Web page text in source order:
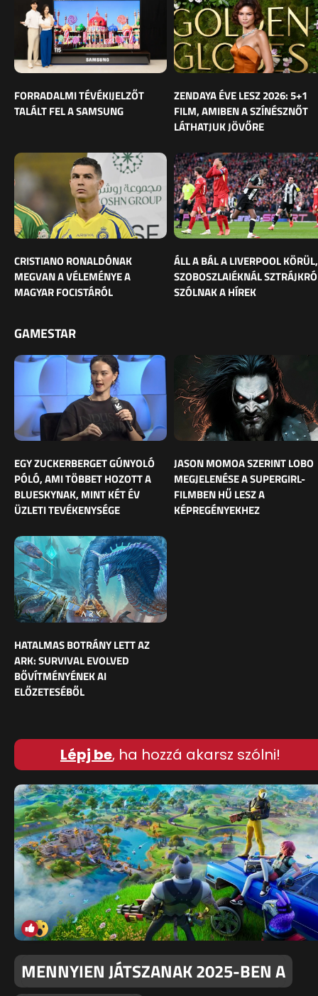
FORRADALMI TÉVÉKIJELZŐT
TALÁLT FEL A SAMSUNG
ZENDAYA ÉVE LESZ 2026: 5+1
FILM, AMIBEN A SZÍNÉSZNŐT
LÁTHATJUK JÖVŐRE
CRISTIANO RONALDÓNAK
MEGVAN A VÉLEMÉNYE A
MAGYAR FOCISTÁRÓL
ÁLL A BÁL A LIVERPOOL KÖRÜL,
SZOBOSZLAIÉKNÁL
SZÓLNAK A HÍREK
GAMESTAR
EGY ZUCKERBERGET GÚNYOLÓ
PÓLÓ, AMI TÖBBET HOZOTT A
BLUESKYNAK, MINT KÉT ÉV
ÜZLETI TEVÉKENYSÉGE
JASON MOMOA SZERINT LOBO
MEGJELENÉSE A SUPERGIRL-
FILMBEN HŰ LESZ A
KÉPREGÉNYEKHEZ
HATALMAS BOTRÁNY LETT AZ
ARK: SURVIVAL EVOLVED
BŐVÍTMÉNYÉNEK AI
ELŐZETESÉBŐL
Lépj be, ha hozzá akarsz szólni!
MENNYIEN JÁTSZANAK 2025-BEN A